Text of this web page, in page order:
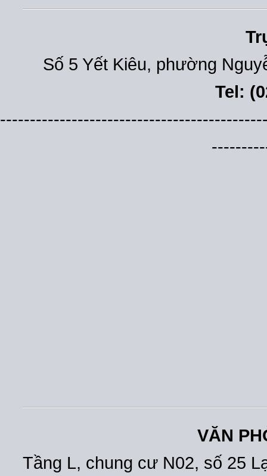
Số 5 Yết Kiêu, phường
Tel:
VĂN
Tầng L, chung cư N02, số 25